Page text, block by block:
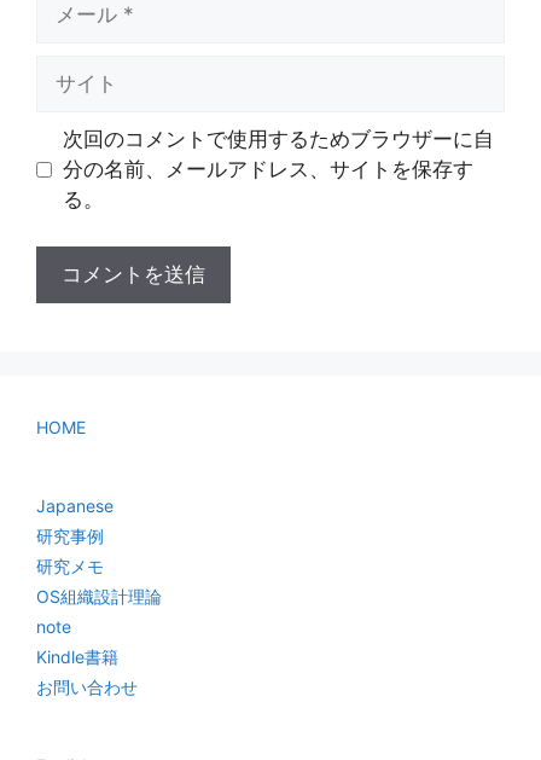
次回のコメントで使用するためブラウザーに自
分の名前、メールアドレス、サイトを保存す
る。
HOME
Japanese
研究事例
研究メモ
OS組織設計理論
note
Kindle書籍
お問い合わせ